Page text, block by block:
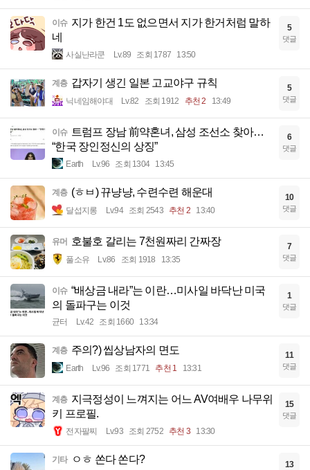
이슈 지가 한건 1도 없으면서 지가 한거처럼 말하
네
사실난라쿤 Lv.89 조회 1787 13:50
5
댓글
계층 갑자기 생긴 일본 고교야구 규칙
닉네임해야대 Lv.82 조회 1912 추천 2 13:49
5
댓글
이슈
트럼프 장남 前약혼녀, 삼성 조선소 찾아…
“한국 장인정신의 상징”
Earth Lv.96 조회 1304 13:45
6
댓글
계층 (ㅎㅂ) 뀨냥냥, 수련수련 해운대
달섭지롱 Lv.94 조회 2543 추천 2 13:40
10
댓글
유머 호불호 갈리는 7천원짜리 간짜장
풀소유 Lv.86 조회 1918 13:35
7
댓글
이슈 “배상금 내라”는 이란…미사일 바닥난 미국
의 돌파구는 이것
균터 Lv.42 조회 1660 13:34
1
댓글
계층 주의?) 씹상남자의 면도
Earth Lv.96 조회 1771 추천 1 13:31
11
댓글
계층 지극정성이 느껴지는 어느 AV여배우 나무위
키 프로필.
전자팔찌 Lv.93 조회 2752 추천 3 13:30
15
댓글
기타 ㅇㅎ 쏜다 쏜다? 13